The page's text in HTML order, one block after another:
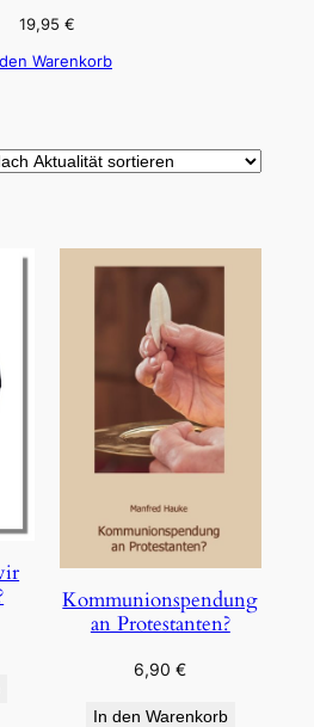
19,95 €
Warenkorb
Kommunionspendung
an Protestanten?
6,90€
In den Warenkorb